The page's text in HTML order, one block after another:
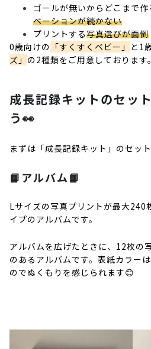
ゴールが無いからどこまで
ベーションが続かない
プリントする写真選びが面倒
0歳向けの 「すくすくベビー」 と1
ズ」 の2種類をご用意しております。
成長記録キットのセッ
う👀
まずは「成長記録キット」のセッ
📙アルバム📙
Lサイズの写真プリントが最大240
イプのアルバムです。
アルバムを広げたときに、12枚の
のあるアルバムです。表紙カラー
のでぬくもりを感じられます😊